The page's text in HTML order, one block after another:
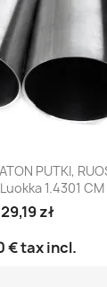
PUTKI,
1.4301 CM
29,19 zł
€tax incl.